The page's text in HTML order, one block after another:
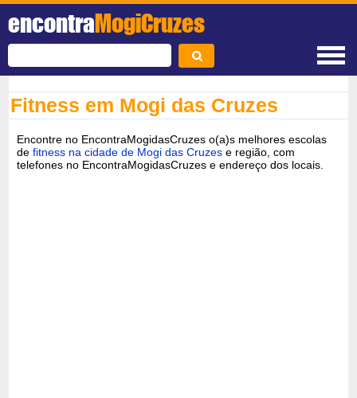
encontraMogiCruzes
Fitness em Mogi das Cruzes
Encontre no EncontraMogidasCruzes o(a)s melhores escolas
defitness na cidade de Mogi das Cruzes e região, com
telefones no EncontraMogidasCruzes e endereço dos locais.